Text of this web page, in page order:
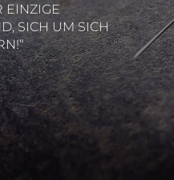
EINZIGE
SICH UM SICH